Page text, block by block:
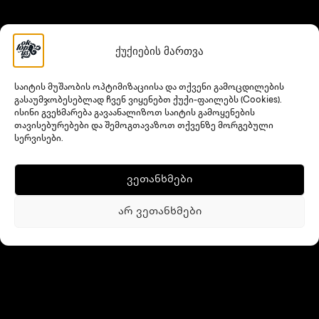
ქუქიების მართვა
საიტის მუშაობის ოპტიმიზაციისა და თქვენი გამოცდილების
გასაუმჯობესებლად ჩვენ ვიყენებთ ქუქი-ფაილებს (Cookies).
ისინი გვეხმარება გავაანალიზოთ საიტის გამოყენების
თავისებურებები და შემოგთავაზოთ თქვენზე მორგებული
სერვისები.
ვეთანხმები
არ ვეთანხმები